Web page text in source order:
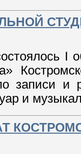
I
записи и
и